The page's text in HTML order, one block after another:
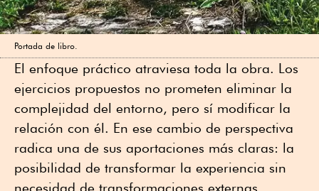
Portada de libro.
El enfoque práctico atraviesa toda la obra. Los
ejercicios propuestos no prometen eliminar la
complejidad del entorno, pero sí modificar la
relación con él. En ese cambio de perspectiva
radica una de sus aportaciones más claras: la
posibilidad de transformar la experiencia sin
necesidad de transformaciones externas